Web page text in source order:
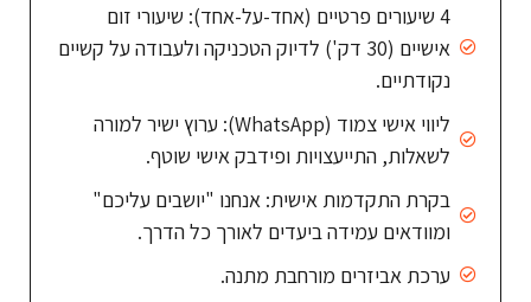
4 שיעורים פרטיים (אחד-על-אחד): שיעורי זום
אישיים (30 דק') לדיוק הטכניקה ולעבודה על קשיים
נקודתיים.
ליווי אישי צמוד (WhatsApp): ערוץ ישיר למורה
לשאלות, התייעצויות ופידבק אישי שוטף.
בקרת התקדמות אישית: אנחנו "יושבים עליכם"
ומוודאים עמידה ביעדים לאורך כל הדרך.
ערכת אביזרים מורחבת מתנה.